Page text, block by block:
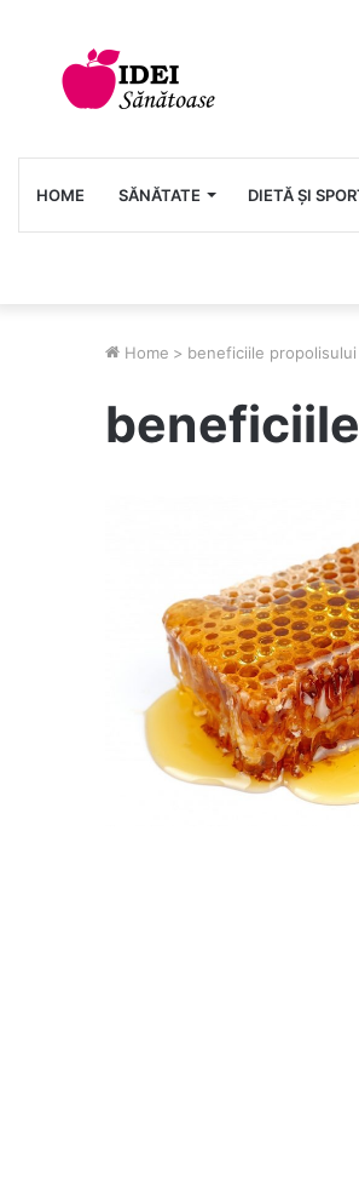
HOME SĂNĂTATE DIETĂ ȘI
Home > beneficiile propolisului